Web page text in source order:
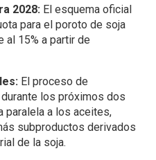
2028:El esquema oficial
para el poroto de soja
al 15% a partir de
El proceso de
los próximos dos
paralela a los aceites,
subproductos derivados
de la soja.